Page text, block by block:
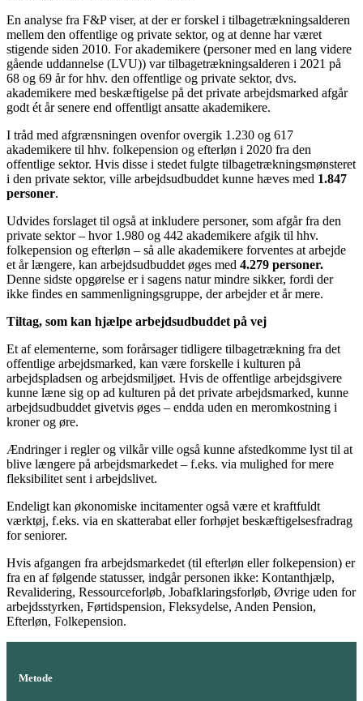
En analyse fra F&P viser, at der er forskel i tilbagetrækningsalderen
mellem den offentlige og private sektor, og at denne har været
stigende siden 2010. For akademikere (personer med en lang videre
gående uddannelse (LVU)) var tilbagetrækningsalderen i 2021 på
68 og 69 år for hhv. den offentlige og private sektor, dvs.
akademikere med beskæftigelse på det private arbejdsmarked afgår
godt ét år senere end offentligt ansatte akademikere.
I tråd med afgrænsningen ovenfor overgik 1.230 og 617
akademikere til hhv. folkepension og efterløn i 2020 fra den
offentlige sektor. Hvis disse i stedet fulgte tilbagetrækningsmønsteret
i den private sektor, ville arbejdsudbuddet kunne hæves med 1.847
personer.
Udvides forslaget til også at inkludere personer, som afgår fra den
private sektor – hvor 1.980 og 442 akademikere afgik til hhv.
folkepension og efterløn – så alle akademikere forventes at arbejde
et år længere, kan arbejdsudbuddet øges med 4.279 personer.
Denne sidste opgørelse er i sagens natur mindre sikker, fordi der
ikke findes en sammenligningsgruppe, der arbejder et år mere.
Tiltag, som kan hjælpe arbejdsudbuddet på vej
Et af elementerne, som forårsager tidligere tilbagetrækning fra det
offentlige arbejdsmarked, kan være forskelle i kulturen på
arbejdspladsen og arbejdsmiljøet. Hvis de offentlige arbejdsgivere
kunne læne sig op ad kulturen på det private arbejdsmarked, kunne
arbejdsudbuddet givetvis øges – endda uden en meromkostning i
kroner og øre.
Ændringer i regler og vilkår ville også kunne afstedkomme lyst til at
blive længere på arbejdsmarkedet – f.eks. via mulighed for mere
fleksibilitet sent i arbejdslivet.
Endeligt kan økonomiske incitamenter også være et kraftfuldt
værktøj, f.eks. via en skatterabat eller forhøjet beskæftigelsesfradrag
for seniorer.
Hvis afgangen fra arbejdsmarkedet (til efterløn eller folkepension) er
fra en af følgende statusser, indgår personen ikke: Kontanthjælp,
Revalidering, Ressourceforløb, Jobafklaringsforløb, Øvrige uden for
arbejdsstyrken, Førtidspension, Fleksydelse, Anden Pension,
Efterløn, Folkepension.
Metode